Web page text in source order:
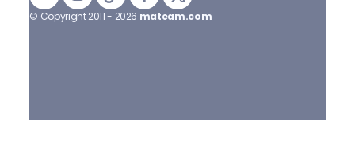
© Copyright 2011 - 2026 mateam.com